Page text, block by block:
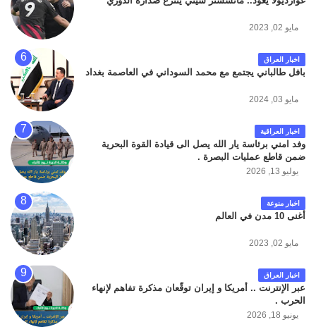
مايو 02, 2023
اخبار العراق
بافل طالباني يجتمع مع محمد السوداني في العاصمة بغداد
مايو 03, 2024
اخبار العراقية
وفد امني برئاسة يار الله يصل الى قيادة القوة البحرية
ضمن قاطع عمليات البصرة .
يوليو 13, 2026
اخبار منوعة
أغنى 10 مدن في العالم
مايو 02, 2023
اخبار العراق
عبر الإنترنت .. أمريكا و إيران توقّعان مذكرة تفاهم لإنهاء
الحرب .
يونيو 18, 2026